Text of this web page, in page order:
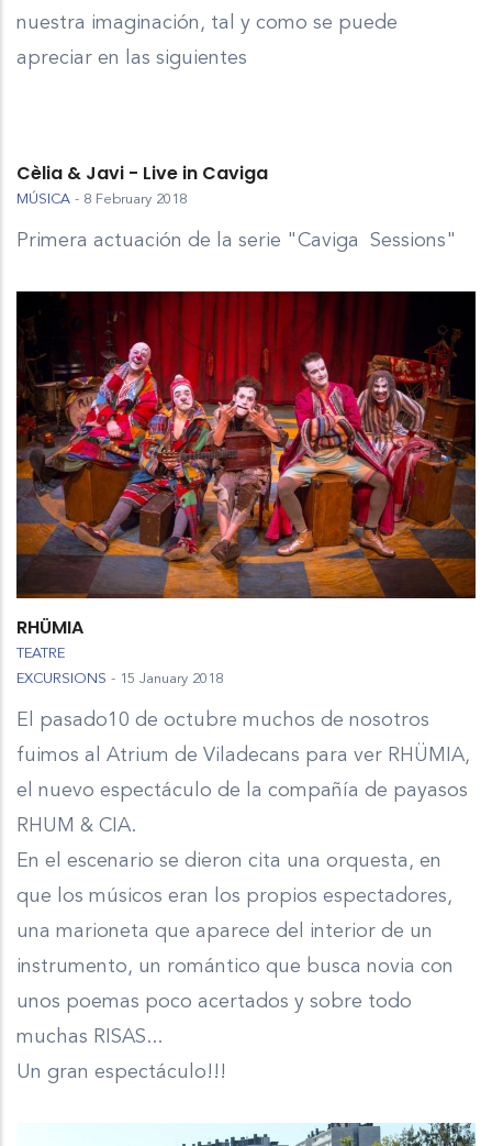
nuestra imaginación, tal y como se puede
apreciar en las siguientes
Cèlia & Javi - Live in Caviga
MÚSICA - 8 February 2018
Primera actuación de la serie "Caviga Sessions"
RHÜMIA
TEATRE
EXCURSIONS - 15 January 2018
El pasado10 de octubre muchos de nosotros
fuimos al Atrium de Viladecans para ver RHÜMIA,
el nuevo espectáculo de la compañía de payasos
RHUM & CIA.
En el escenario se dieron cita una orquesta, en
que los músicos eran los propios espectadores,
una marioneta que aparece del interior de un
instrumento, un romántico que busca novia con
unos poemas poco acertados y sobre todo
muchas RISAS...
Un gran espectáculo!!!